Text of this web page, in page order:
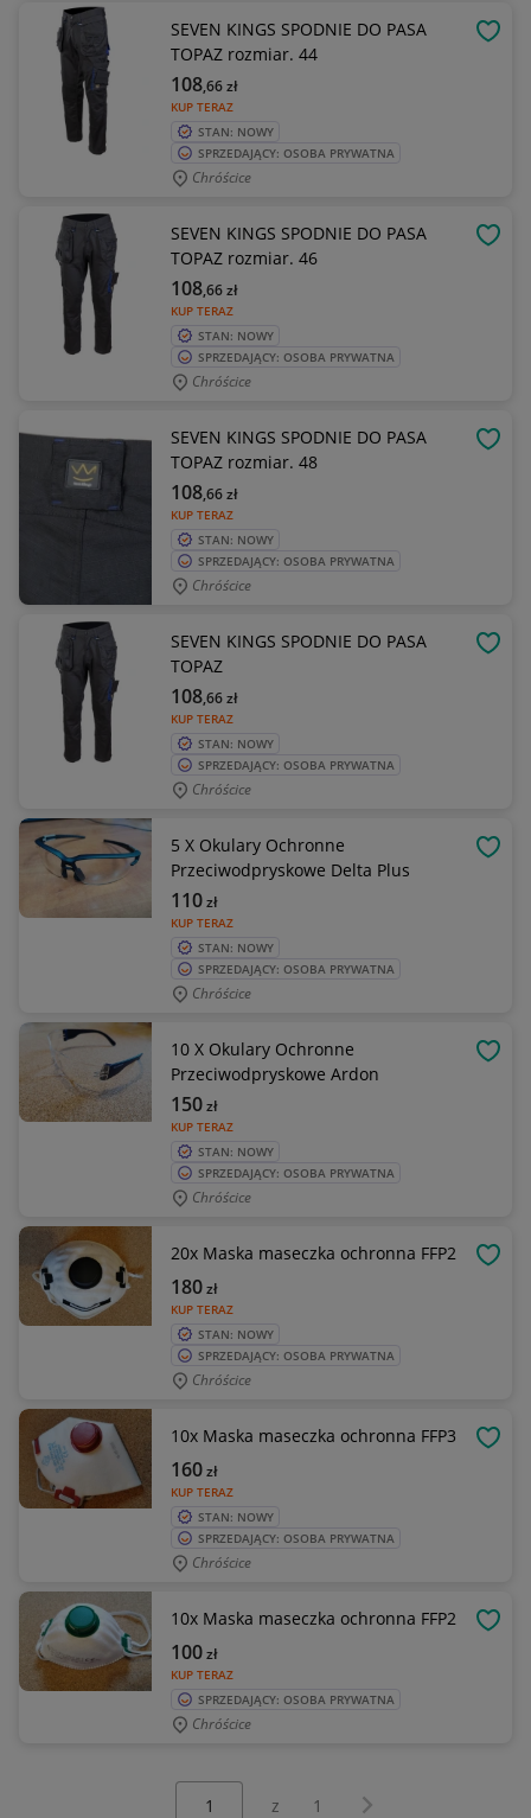
SEVEN KINGS SPODNIE DO PASA
TOPAZ rozmiar. 44
KUP TERAZ
108,66zł
STAN: NOWY
SPRZEDAJĄCY: OSOBA PRYWATNA
Chróścice
SEVEN KINGS SPODNIE DO PASA
TOPAZ rozmiar. 46
KUP TERAZ
108,66zł
STAN: NOWY
SPRZEDAJĄCY: OSOBA PRYWATNA
Chróścice
SEVEN KINGS SPODNIE DO PASA
TOPAZ rozmiar. 48
KUP TERAZ
108,66zł
STAN: NOWY
SPRZEDAJĄCY: OSOBA PRYWATNA
Chróścice
SEVEN KINGS SPODNIE DO PASA
TOPAZ
KUP TERAZ
108,66zł
STAN: NOWY
SPRZEDAJĄCY: OSOBA PRYWATNA
Chróścice
5 X Okulary Ochronne
Przeciwodpryskowe Delta Plus
KUP TERAZ
110zł
STAN: NOWY
SPRZEDAJĄCY: OSOBA PRYWATNA
Chróścice
10 X Okulary Ochronne
Przeciwodpryskowe Ardon
KUP TERAZ
150zł
STAN: NOWY
SPRZEDAJĄCY: OSOBA PRYWATNA
Chróścice
20x Maska maseczka ochronna FFP2
KUP TERAZ
180zł
STAN: NOWY
SPRZEDAJĄCY: OSOBA PRYWATNA
Chróścice
10x Maska maseczka ochronna FFP3
KUP TERAZ
160zł
STAN: NOWY
SPRZEDAJĄCY: OSOBA PRYWATNA
Chróścice
10x Maska maseczka ochronna FFP2
KUP TERAZ
100zł
SPRZEDAJĄCY: OSOBA PRYWATNA
Chróścice
z 1 Następna strona